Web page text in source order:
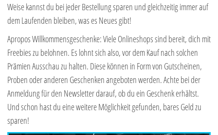
Weise kannst du bei jeder Bestellung sparen und gleichzeitig immer auf
dem Laufenden bleiben, was es Neues gibt!
Apropos Willkommensgeschenke: Viele Onlineshops sind bereit, dich mit
Freebies zu belohnen. Es lohnt sich also, vor dem Kauf nach solchen
Prämien Ausschau zu halten. Diese können in Form von Gutscheinen,
Proben oder anderen Geschenken angeboten werden. Achte bei der
Anmeldung für den Newsletter darauf, ob du ein Geschenk erhältst.
Und schon hast du eine weitere Möglichkeit gefunden, bares Geld zu
sparen!